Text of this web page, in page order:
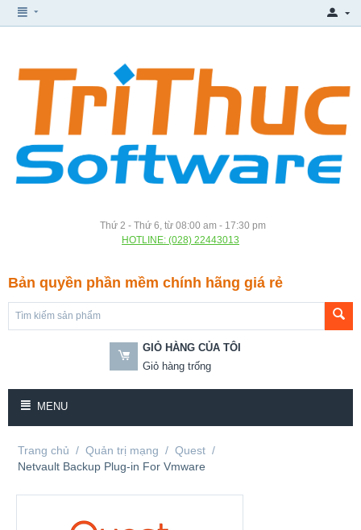
Thứ 2 - Thứ 6, từ 08:00 am - 17:30 pm
HOTLINE: (028) 22443013
Bản quyền phần mềm chính hãng giá rẻ
GIỎ HÀNG CỦA TÔI
Giỏ hàng trống
MENU
Trang chủ / Quản trị mạng / Quest /
Netvault Backup Plug-in For Vmware